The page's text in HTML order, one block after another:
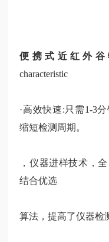
便携式近红外
characteristic
·高效快速:只需1-3分
缩短检测周期。
，仪器进样技术，
结合优选
算法，提高了仪器检